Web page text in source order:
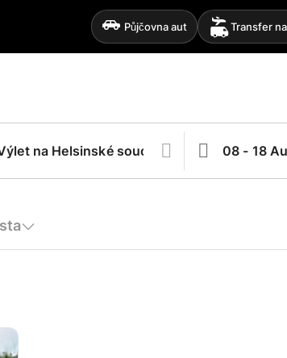
Půjčovna aut Transfer